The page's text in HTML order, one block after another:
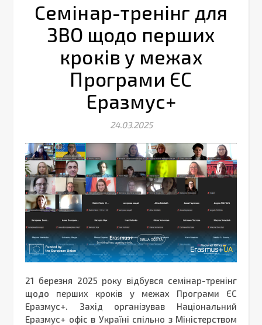
Cемінар-тренінг для
ЗВО щодо перших
кроків у межах
Програми ЄС
Еразмус+
24.03.2025
21 березня 2025 року відбувся семінар-тренінг
щодо перших кроків у межах Програми ЄС
Еразмус+. Захід організував Національний
Еразмус+ офіс в Україні спільно з Міністерством